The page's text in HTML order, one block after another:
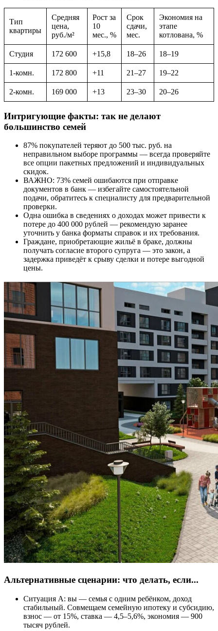
Тип
квартиры
Средняя
цена,
руб./м²
Рост за
10
мес., %
Срок
сдачи,
мес.
Экономия на
этапе
котлована, %
Студия 172 600 +15,8 18–26 18–19
1-комн. 172 800 +11 21–27 19–22
2-комн. 169 000 +13 23–30 20–26
Интригующие факты: так не делают
большинство семей
87% покупателей теряют до 500 тыс. руб. на
неправильном выборе программы — всегда проверяйте
все опции пакетных предложений и индивидуальных
скидок.
ВАЖНО: 73% семей ошибаются при отправке
документов в банк — избегайте самостоятельной
подачи, обратитесь к специалисту для предварительной
проверки.
Одна ошибка в сведениях о доходах может привести к
потере до 400 000 рублей — рекомендую заранее
уточнить у банка форматы справок и их требования.
Граждане, приобретающие жильё в браке, должны
получать согласие второго супруга — это закон, а
задержка приведёт к срыву сделки и потере выгодной
цены.
Альтернативные сценарии: что делать, если...
Ситуация А: вы — семья с одним ребёнком, доход
стабильный. Совмещаем семейную ипотеку и субсидию,
взнос — от 15%, ставка — 4,5–5,6%, экономия — 900
тысяч рублей.